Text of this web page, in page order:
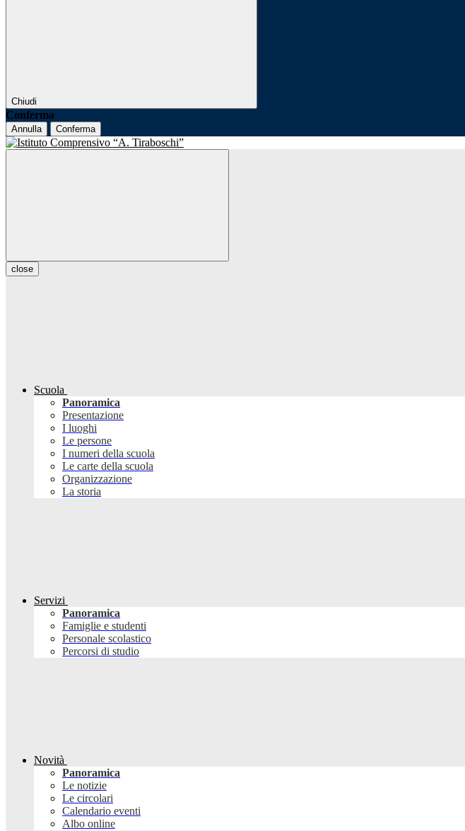
Chiudi
Conferma
Annulla Conferma
close
Scuola
Panoramica
Presentazione
I luoghi
Le persone
I numeri della scuola
Le carte della scuola
Organizzazione
La storia
Servizi
Panoramica
Famiglie e studenti
Personale scolastico
Percorsi di studio
Novità
Panoramica
Le notizie
Le circolari
Calendario eventi
Albo online